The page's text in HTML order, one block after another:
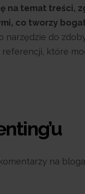
na temat treści,
co tworzy
do
które
na